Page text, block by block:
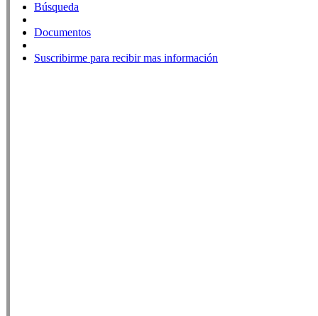
Búsqueda
Documentos
Suscribirme para recibir mas información